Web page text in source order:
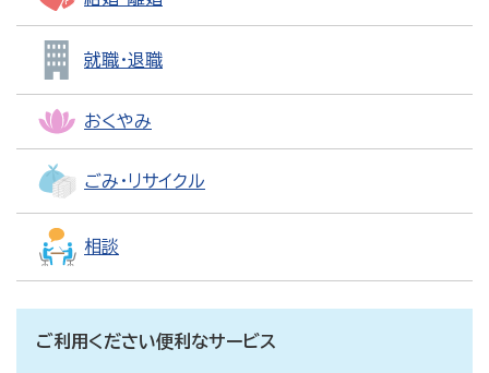
就職・退職
おくやみ
ごみ・リサイクル
相談
ご利用ください便利なサービス